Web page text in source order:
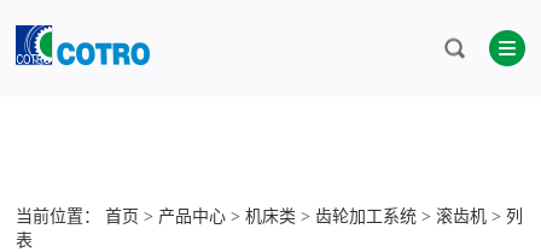
当前位置：首页 > 产品中心 >机床类 >齿轮加工系统 >滚齿机 > 列
表